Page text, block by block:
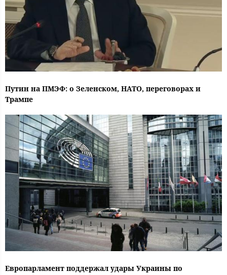
Путин на ПМЭФ: о Зеленском, НАТО, переговорах и
Трампе
Европарламент поддержал удары Украины по